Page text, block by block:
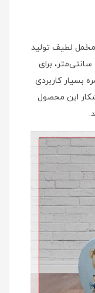
و پارچه مخمل لطیف تولید
شده و با ارتفاع ۵۰ سانتی‌متر و قطر ۳۵ سانتی‌متر، برای
بسیار کاربردی
این محصول